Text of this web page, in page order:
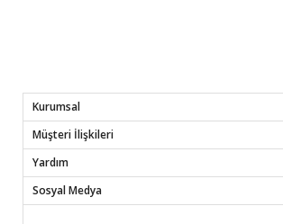
Kurumsal
Müşteri İlişkileri
Yardım
Sosyal Medya